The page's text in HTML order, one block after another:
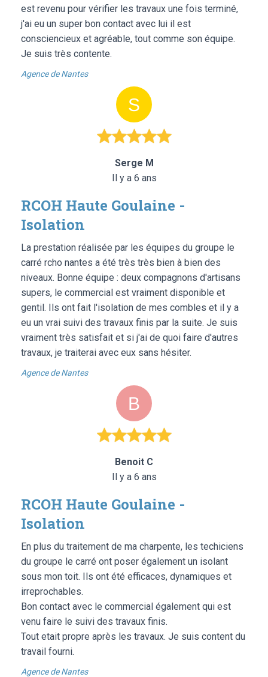
est revenu pour vérifier les travaux une fois terminé,
j'ai eu un super bon contact avec lui il est
consciencieux et agréable, tout comme son équipe.
Je suis très contente.
Agence de Nantes
Serge M
Il y a 6 ans
RCOH Haute Goulaine -
Isolation
La prestation réalisée par les équipes du groupe le
carré rcho nantes a été très très bien à bien des
niveaux. Bonne équipe : deux compagnons d'artisans
supers, le commercial est vraiment disponible et
gentil. Ils ont fait l'isolation de mes combles et il y a
eu un vrai suivi des travaux finis par la suite. Je suis
vraiment très satisfait et si j'ai de quoi faire d'autres
travaux, je traiterai avec eux sans hésiter.
Agence de Nantes
Benoit C
Il y a 6 ans
RCOH Haute Goulaine -
Isolation
En plus du traitement de ma charpente, les techiciens
du groupe le carré ont poser également un isolant
sous mon toit. Ils ont été efficaces, dynamiques et
irreprochables.
Bon contact avec le commercial également qui est
venu faire le suivi des travaux finis.
Tout etait propre après les travaux. Je suis content du
travail fourni.
Agence de Nantes